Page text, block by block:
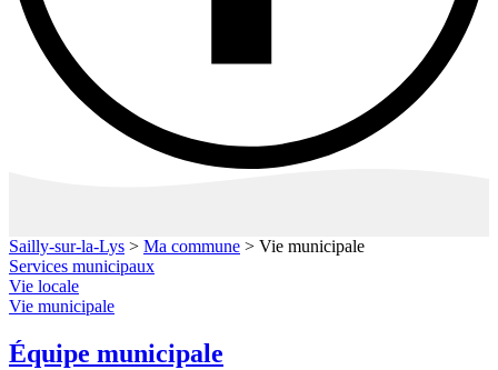
Sailly-sur-la-Lys > Ma commune > Vie municipale
Services municipaux
Vie locale
Vie municipale
Équipe municipale